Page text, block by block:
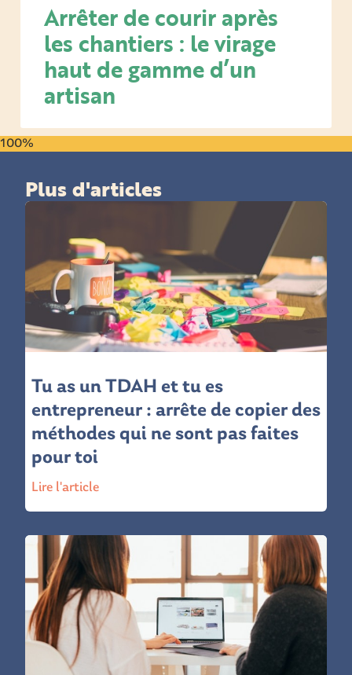
Arrêter de courir après
les chantiers : le virage
haut de gamme d’un
artisan
100%
Plus d'articles
Tu as un TDAH et tu es
entrepreneur : arrête de copier des
méthodes qui ne sont pas faites
pour toi
Lire l'article